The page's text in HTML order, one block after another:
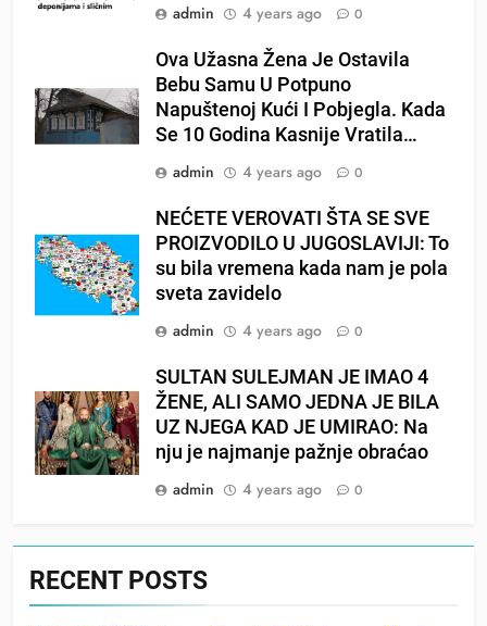
admin
4 years ago 0
Ova Užasna Žena Je Ostavila
Bebu Samu U Potpuno
Napuštenoj Kući I Pobjegla. Kada
Se 10 Godina Kasnije Vratila…
admin
4 years ago 0
NEĆETE VEROVATI ŠTA SE SVE
PROIZVODILO U JUGOSLAVIJI: To
su bila vremena kada nam je pola
sveta zavidelo
admin
4 years ago 0
SULTAN SULEJMAN JE IMAO 4
ŽENE, ALI SAMO JEDNA JE BILA
UZ NJEGA KAD JE UMIRAO: Na
nju je najmanje pažnje obraćao
admin
4 years ago 0
RECENT POSTS